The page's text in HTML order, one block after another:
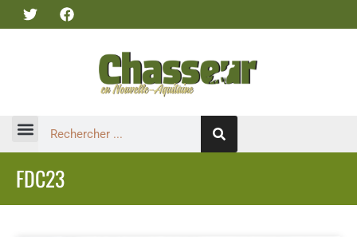
FDC23